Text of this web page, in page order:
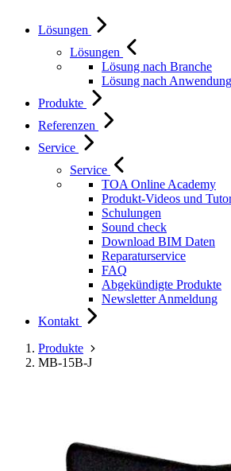
Lösungen
Lösungen
Lösung nach Branche
Lösung nach Anwendung
Produkte
Referenzen
Service
Service
TOA Online Academy
Produkt-Videos und
Schulungen
Sound check
Download BIM Daten
Reparaturservice
FAQ
Abgekündigte Produkte
Newsletter Anmeldung
Kontakt
Produkte
MB-15B-J